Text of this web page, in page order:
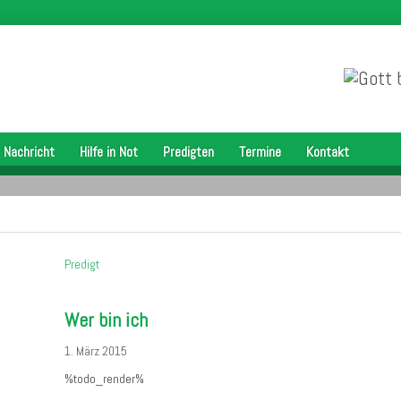
Nachricht Hilfe in Not Predigten Termine Kontakt
Predigt
Wer bin ich
1. März 2015
%todo_render%